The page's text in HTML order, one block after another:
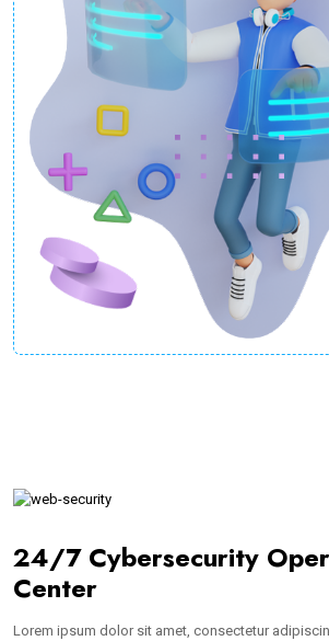
24/7 Cybersecurity
Center
Lorem ipsum dolor sit amet, consectetur